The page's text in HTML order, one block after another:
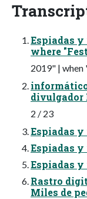
Espiadas y
where
2019" |
divulgador
2 / 23
Espiadas y
Espiadas y
Espiadas y
Rastro
Miles de